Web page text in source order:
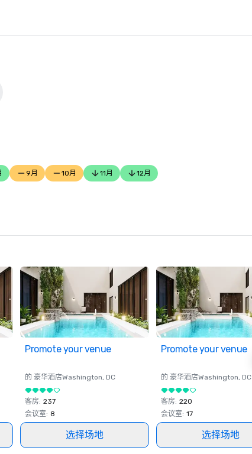
9月 10月 11月 12月
Promote your venue
的 豪华酒店Washington, DC
客房: 237
会议室: 8
选择场地
Promote your venue
的 豪华酒店Washington, DC
客房: 220
会议室: 17
选择场地